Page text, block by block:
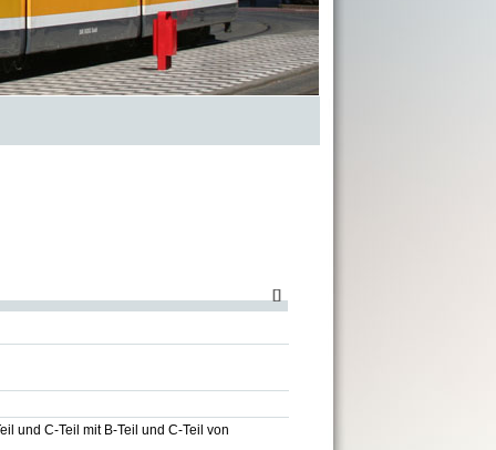
[]
und C-Teil mit B-Teil und C-Teil von